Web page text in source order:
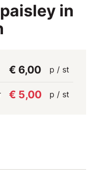
in
€ 6,00 p / st
€ 5,00 p / st